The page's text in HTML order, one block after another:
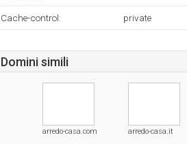
Cache-control: private
Domini simili
arredo-casa.com arredo-casa.it